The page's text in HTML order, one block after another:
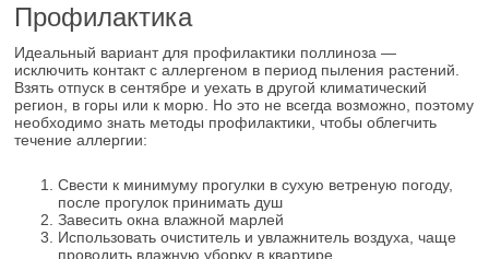
Профилактика
Идеальный вариант для профилактики поллиноза ―
исключить контакт с аллергеном в период пыления растений.
Взять отпуск в сентябре и уехать в другой климатический
регион, в горы или к морю. Но это не всегда возможно, поэтому
необходимо знать методы профилактики, чтобы облегчить
течение аллергии:
Свести к минимуму прогулки в сухую ветреную погоду,
после прогулок принимать душ
Завесить окна влажной марлей
Использовать очиститель и увлажнитель воздуха, чаще
проводить влажную уборку в квартире